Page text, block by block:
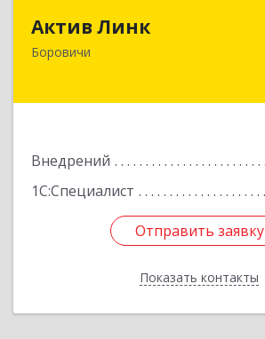
Актив Линк
Боровичи
Внедрений
1С:Специалист
Отправить заявку
Показать контакты
Отправить заявку
Назад